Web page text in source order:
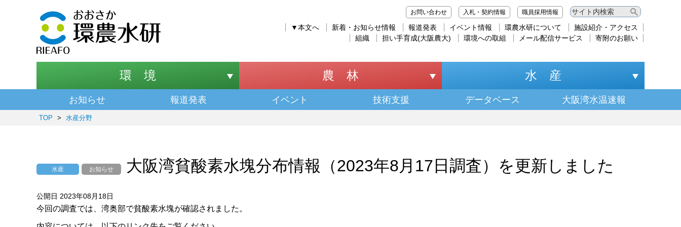
お問い合わせ 入札・契約情報 職員採用情報
▼本文へ 新着・お知らせ情報 報道発表 イベント情報 環農水研について
施設紹介・アクセス
組織
担い手育成(大阪農大) 環境への取組 メール配信サービス 寄附のお願い
環 境 農 林 水 産
お知らせ 報道発表 イベント 技術支援 データベース 大阪湾水温速報
TOP > 水産分野
水産 お知らせ 大阪湾貧酸素水塊分布情報（2023年8月17日調査）を更新しました
公開日 2023年08月18日
今回の調査では、湾奥部で貧酸素水塊が確認されました。